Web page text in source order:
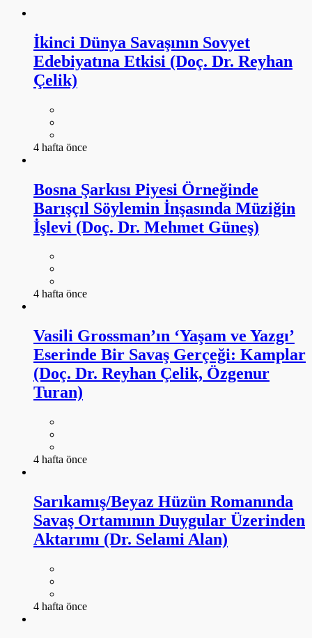
İkinci Dünya Savaşının Sovyet
Edebiyatına Etkisi (Doç. Dr. Reyhan
Çelik)
4 hafta önce
Bosna Şarkısı Piyesi Örneğinde
Barışçıl Söylemin İnşasında Müziğin
İşlevi (Doç. Dr. Mehmet Güneş)
4 hafta önce
Vasili Grossman’ın ‘Yaşam ve Yazgı’
Eserinde Bir Savaş Gerçeği: Kamplar
(Doç. Dr. Reyhan Çelik, Özgenur
Turan)
4 hafta önce
Sarıkamış/Beyaz Hüzün Romanında
Savaş Ortamının Duygular Üzerinden
Aktarımı (Dr. Selami Alan)
4 hafta önce